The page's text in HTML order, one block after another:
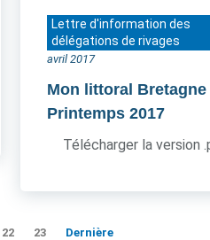
Lettre d'information des
délégations de rivages
avril 2017
Mon littoral Bretagne
Printemps 2017
Télécharger la version
22 23 Dernière